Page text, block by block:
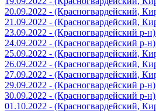
20.09.2022 - (Красногвардейский,
21.09.2022 - (Красногвардейский,
23.09.2022 - (Красногвардейский р-
24.09.2022 - (Красногвардейский р-
25.09.2022 - (Красногвардейский,
26.09.2022 - (Красногвардейский,
27.09.2022 - (Красногвардейский,
29.09.2022 - (Красногвардейский р-
30.09.2022 - (Красногвардейский р-
01.10.2022 - (Красногвардейский,